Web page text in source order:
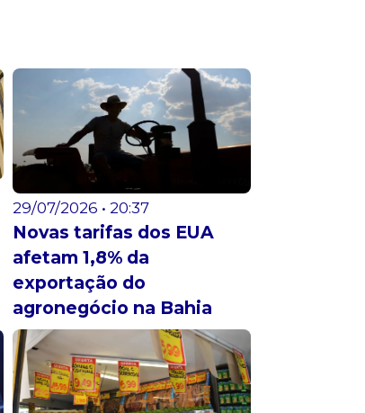
29/07/2026 • 20:37
Novas tarifas dos EUA
afetam 1,8% da
exportação do
agronegócio na Bahia